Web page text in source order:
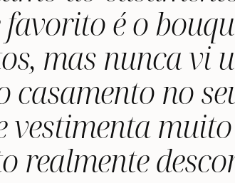
é o
mas nunca vi
casamento no
vestimenta
realmente